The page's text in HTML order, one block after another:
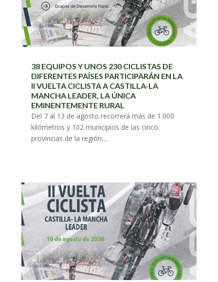
38 EQUIPOS Y UNOS 230 CICLISTAS DE
DIFERENTES PAÍSES PARTICIPARÁN EN LA
II VUELTA CICLISTA A CASTILLA-LA
MANCHA LEADER, LA ÚNICA
EMINENTEMENTE RURAL
Del 7 al 13 de agosto recorrerá más de 1.000
kilómetros y 102 municipios de las cinco
provincias de la región,...